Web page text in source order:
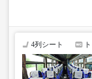
・車両は予告なく
じめご了承くださ
・車内トイレ完備
す。
4列シート